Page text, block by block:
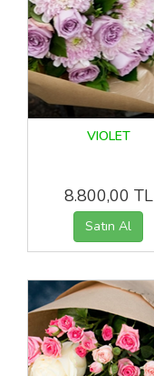
VIOLET
8.800,00 TL